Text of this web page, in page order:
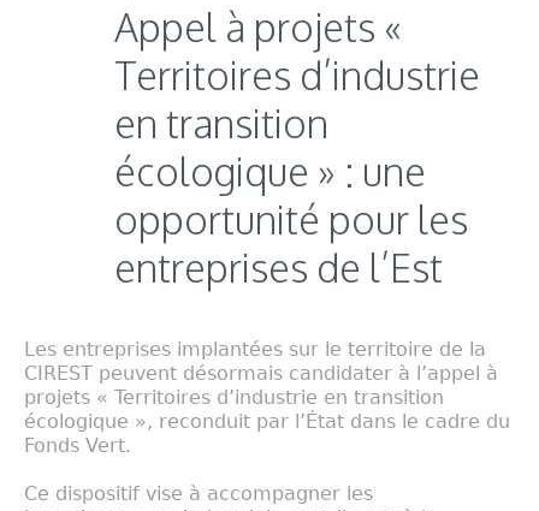
Appel à projets «
Territoires d’industrie
en transition
écologique » : une
opportunité pour les
entreprises de l’Est
Les entreprises implantées sur le territoire de la
CIREST peuvent désormais candidater à l’appel à
projets « Territoires d’industrie en transition
écologique », reconduit par l’État dans le cadre du
Fonds Vert.
Ce dispositif vise à accompagner les